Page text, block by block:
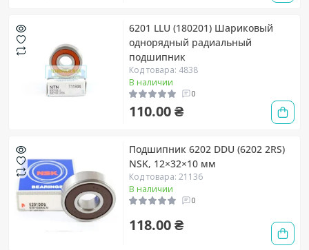
6201 LLU (180201) Шариковый
однорядный радиальный
подшипник
Код товара: 4838
В наличии
0
110.00 ₴
Подшипник 6202 DDU (6202 2RS)
NSK, 12×32×10 мм
Код товара: 21136
В наличии
0
118.00 ₴